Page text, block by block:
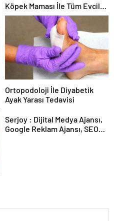
Köpek Maması İle Tüm Evcil
Hayvan Ürünleri
Ortopodoloji İle Diyabetik
Ayak Yarası Tedavisi
Serjoy : Dijital Medya Ajansı,
Google Reklam Ajansı, SEO